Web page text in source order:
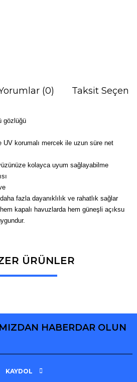
(0) Taksit
gözlüğü
UV korumalı mercek ile uzun süre net
kolayca uyum sağlayabilme
fazla dayanıklılık ve rahatlık sağlar
kapalı havuzlarda hem güneşli açıksu
ÜRÜNLER
HABERDAR OLUN
KAYDOL